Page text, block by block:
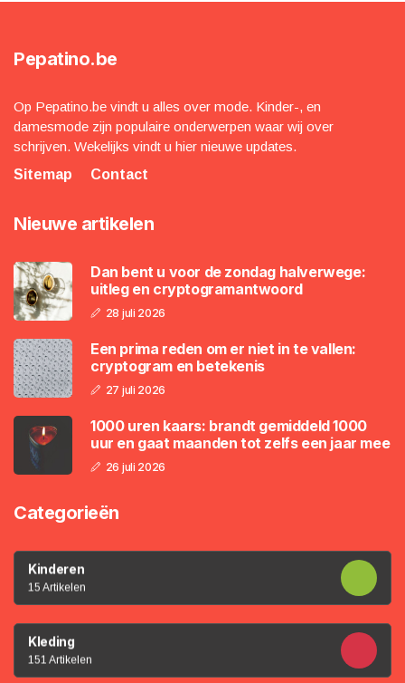
Pepatino.be
Op Pepatino.be vindt u alles over mode. Kinder-, en
damesmode zijn populaire onderwerpen waar wij over
schrijven. Wekelijks vindt u hier nieuwe updates.
Sitemap
Contact
Nieuwe artikelen
Dan bent u voor de zondag halverwege:
uitleg en cryptogramantwoord
28 juli 2026
Een prima reden om er niet in te vallen:
cryptogram en betekenis
27 juli 2026
1000 uren kaars: brandt gemiddeld 1000
uur en gaat maanden tot zelfs een jaar mee
26 juli 2026
Categorieën
Kinderen
15 Artikelen
Kleding
151 Artikelen